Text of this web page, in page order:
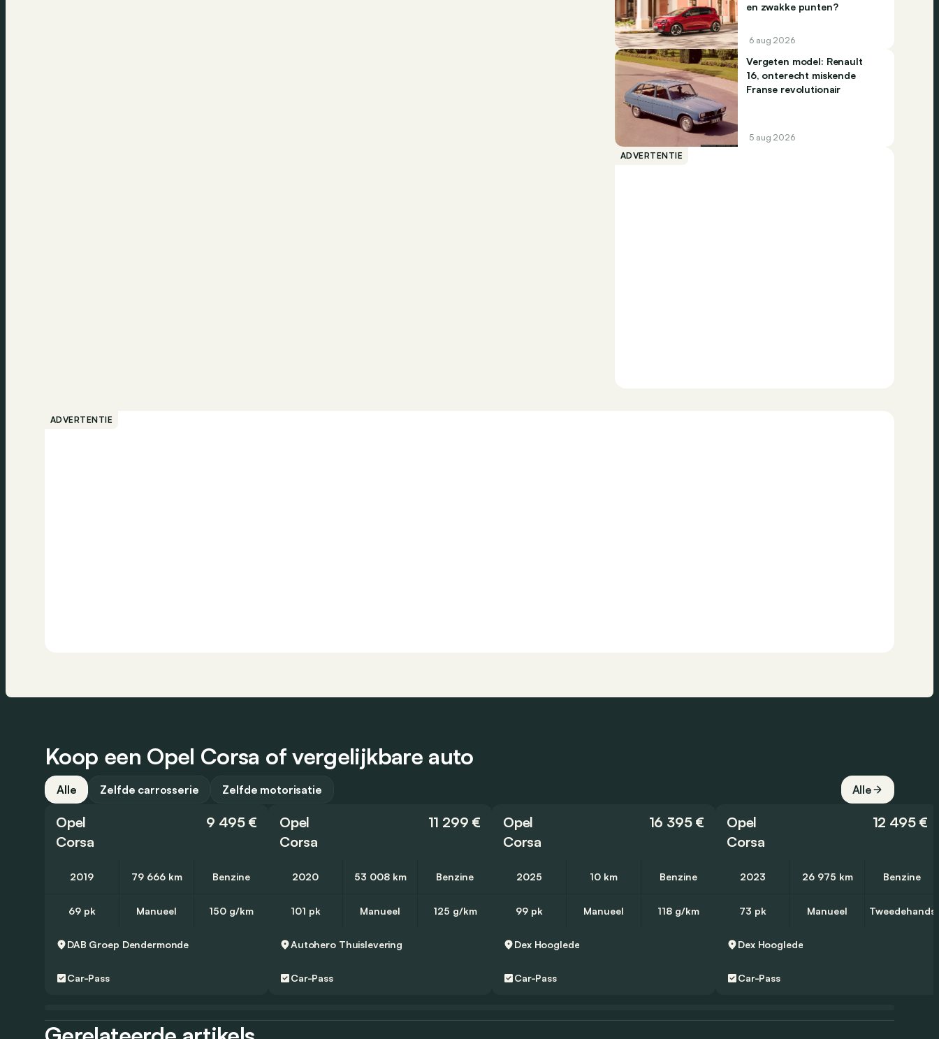
en zwakke punten?
6 aug 2026
Vergeten model: Renault
16, onterecht miskende
Franse revolutionair
5 aug 2026
ADVERTENTIE
ADVERTENTIE
Koop een Opel Corsa of vergelijkbare auto
Alle Zelfde carrosserie Zelfde motorisatie Alle
Opel
Corsa
9 495 €
2019 79 666 km Benzine
69 pk Manueel 150 g/km
DAB Groep Dendermonde
Car-Pass
Opel
Corsa
11 299 €
2020 53 008 km Benzine
101 pk Manueel 125 g/km
Autohero Thuislevering
Car-Pass
Opel
Corsa
16 395 €
2025 10 km Benzine
99 pk Manueel 118 g/km
Dex Hooglede
Car-Pass
Opel
Corsa
12 495 €
2023 26 975 km Benzine
73 pk Manueel Tweedehands
Dex Hooglede
Car-Pass